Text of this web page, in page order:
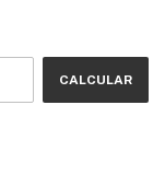
CALCULAR